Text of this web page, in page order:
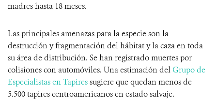
madres hasta 18 meses.
Las principales amenazas para la especie son la
destrucción y fragmentación del hábitat y la caza en toda
su área de distribución. Se han registrado muertes por
colisiones con automóviles. Una estimación del Grupo de
Especialistas en Tapiressugiere que quedan menos de
5.500 tapires centroamericanos en estado salvaje.